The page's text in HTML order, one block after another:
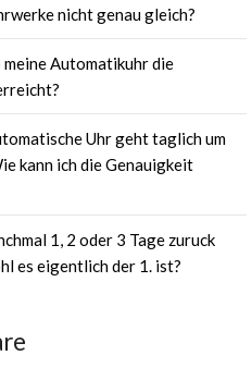
nicht genau gleich?
Automatikuhr die
Uhr geht taglich um
kann ich die Genauigkeit
1, 2 oder 3 Tage zuruck
es eigentlich der 1. ist?